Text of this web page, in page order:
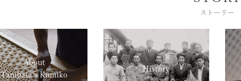
ストーリー
About
Tanihata’s Kumiko
History